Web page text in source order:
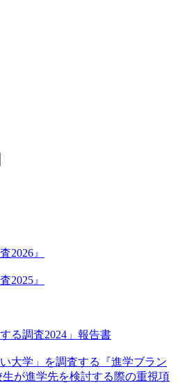
2026』
2025』
る調査2024」報告書
大学」を調査する『進学ブラン
生が進学先を検討する際の重視項